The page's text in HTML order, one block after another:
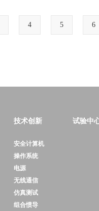
4 5 6
技术创新
安全计算机
操作系统
电源
无线通信
仿真测试
组合惯导
试验中